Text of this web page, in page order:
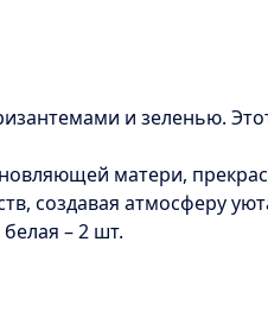
и зеленью.
матери,
создавая атмосферу
– 2 шт.